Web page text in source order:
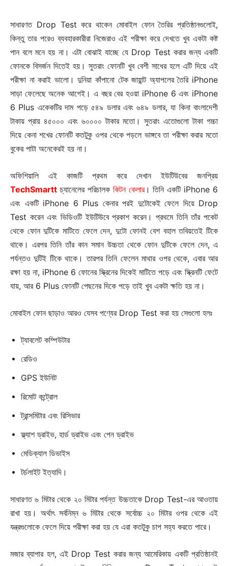
সাধারণত Drop Test করে থাকেন মোবাইল ফোন তৈরির প্রতিষ্ঠানগুলোই,
কিন্তু তার পরেও ব্যবহারকারীরা নিজেরাও এই পরীক্ষা করে দেখতে খুব একটা কষ্ট
পান বলে মনে হয় না। এটা বোঝাই যাচ্ছে যে Drop Test করার জন্য একটি
ফোনকে বিসর্জন দিতেই হয়। সুতরাং ফোনটি খুব বেশী সাধের হলে এটি দিয়ে এই
পরীক্ষা না করাই ভালো। দুনিয়া কাঁপানো টেক জায়ান্ট অ্যাপলের তৈরি iPhone
সাড়া ফেলেছে অনেক আগেই। এ বছর বের হওয়া iPhone 6 এবং iPhone
6 Plus একেকটির দাম পড়ে ৫৪৯ ডলার এবং ৬৪৯ ডলার, যা কিনা বাংলাদেশী
টাকায় প্রায় ৪৫০০০ এবং ৬০০০০ টাকার মতো। সুতরাং এতোগুলো টাকা গচ্চা
দিয়ে কেনা শখের ফোনটি কতটুকু ওপর থেকে পড়লে ভাঙ্গবে তা পরীক্ষা করার মতো
বুকের পাটা অনেকেরই হয় না।
অফিশিয়ালি এই কাজটি প্রথম করে দেখান ইউটিউবের জনপ্রিয়
TechSmartt চ্যানেলের পরিচালক কিটন কেলার। তিনি একটি iPhone 6
এবং একটি iPhone 6 Plus কেনার পরই দুটোকেই ফেলে দিয়ে Drop
Test করেন এবং ভিডিওটি ইউটিউবে প্রকাশ করেন। প্রথমে তিনি তাঁর পকেট
থেকে ফোন দুটিকে মাটিতে ফেলে দেন, দুটো ফোনই বেশ বহাল তবিয়তেই টিকে
থাকে। এরপর তিনি তাঁর কান সমান উচ্চতা থেকে ফোন দুটিকে ফেলে দেন, এ
পর্যন্তও দুটিই টিকে থাকে। তারপর তিনি ফেলেন মাথার ওপর থেকে, এবার আর
রক্ষা হয় না, iPhone 6 ফোনের স্ক্রিনের দিকেই মাটিতে পড়ে এবং স্ক্রিনটি ফেটে
যায়, আর 6 Plus ফোনটি পেছনের দিকে পড়ে তাই খুব একটা ক্ষতি হয় না।
মোবাইল ফোন ছাড়াও আরও যেসব পণ্যের Drop Test করা হয় সেগুলো হলঃ
ট্যাবলেট কম্পিউটার
রেডিও
GPS ইউনিট
রিমোট কন্ট্রোল
ট্রান্সমিটার এবং রিসিভার
ফ্ল্যাশ ড্রাইভ, হার্ড ড্রাইভ এবং পেন ড্রাইভ
মেডিক্যাল ডিভাইস
টর্চলাইট ইত্যাদি।
সাধারণত ৬ মিটার থেকে ২০ মিটার পর্যন্ত উচ্চতাকে Drop Test-এর আওতায়
রাখা হয়। অর্থাৎ সর্বনিম্ন ৬ মিটার থেকে সর্বোচ্চ ২০ মিটার ওপর থেকে এই
যন্ত্রগুলোকে ফেলে দিয়ে পরীক্ষা করা হয় যে এরা কতটুকু চাপ সহ্য করতে পারে।
মজার ব্যাপার হল, এই Drop Test করার জন্য আমেরিকায় একটি প্রতিষ্ঠানই